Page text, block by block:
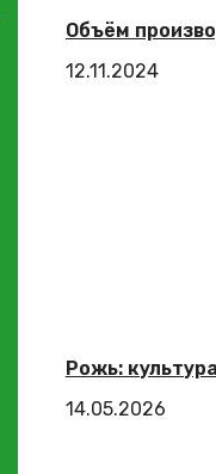
Объём
12.11.2024
Рожь:
14.05.2026